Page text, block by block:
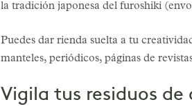
la tradición japonesa del furoshiki
Puedes dar rienda suelta a tu
manteles, periódicos, páginas de
Vigila tus residuos